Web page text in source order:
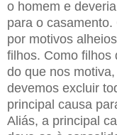
o homem e
para o
por motivos
filhos. Como filhos
do que nos
devemos excluir
principal causa
Aliás, a principal